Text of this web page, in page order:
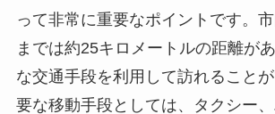
って非常に重要なポイントです。
までは約25キロメートルの距離が
な交通手段を利用して訪れること
要な移動手段としては、タクシー